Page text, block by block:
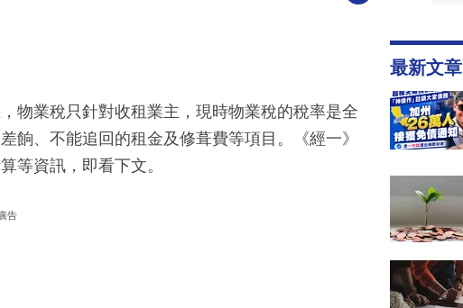
物業稅只針對收租業主，現時物業稅的稅率是全
餉、不能追回的租金及修葺費等項目。《經一》
等資訊，即看下文。
廣告
最新文章